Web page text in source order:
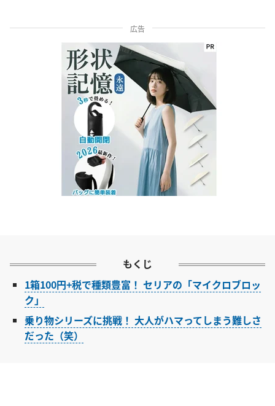
広告
もくじ
1箱100円+税で種類豊富！ セリアの「マイクロブロッ
ク」
乗り物シリーズに挑戦！ 大人がハマってしまう難しさ
だった（笑）